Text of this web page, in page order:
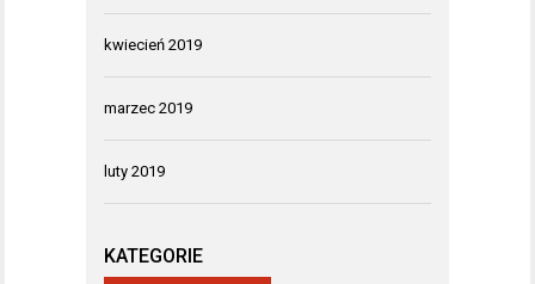
kwiecień 2019
marzec 2019
luty 2019
KATEGORIE